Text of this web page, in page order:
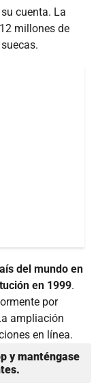
cuenta. La
millones de
del mundo en
en 1999.
por
ampliación
en línea.
y manténgase